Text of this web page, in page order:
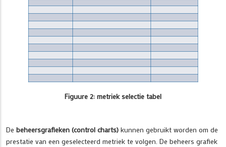
Figuure 2: metriek selectie tabel
De beheersgrafieken (control charts) kunnen gebruikt worden om de
prestatie van een geselecteerd metriek te volgen. De beheers grafiek